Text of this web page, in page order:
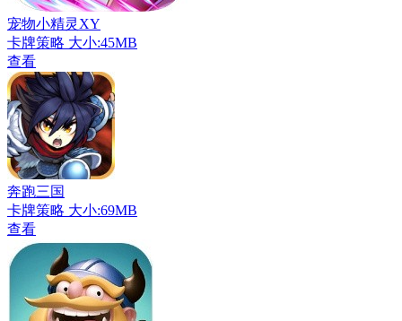
宠物小精灵XY
卡牌策略 大小:45MB
查看
奔跑三国
卡牌策略 大小:69MB
查看